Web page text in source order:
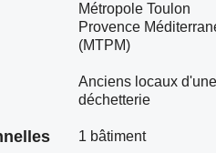
Métropole Toulon
Provence
(MTPM)
Anciens locaux d'une
déchetterie
1 bâtiment